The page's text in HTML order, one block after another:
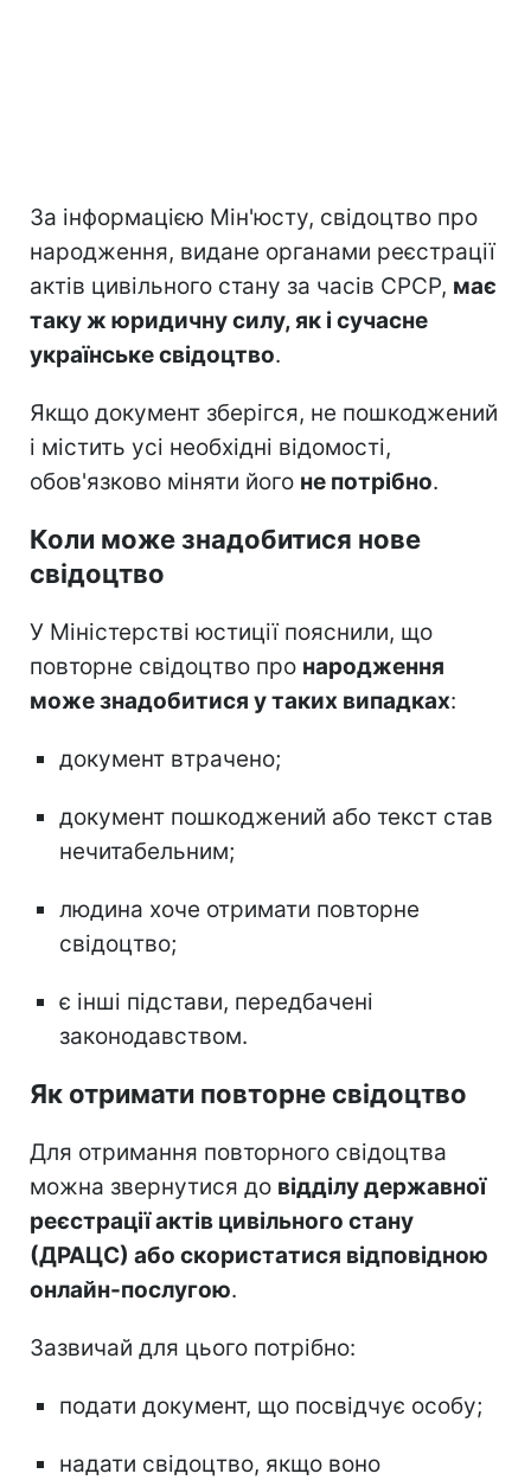
За інформацією Мін'юсту, свідоцтво про
народження, видане органами реєстрації
актів цивільного стану за часів СРСР, має
таку ж юридичну силу, як і сучасне
українське свідоцтво.
Якщо документ зберігся, не пошкоджений
і містить усі необхідні відомості,
обов'язково міняти його не потрібно.
Коли може знадобитися нове
свідоцтво
У Міністерстві юстиції пояснили, що
повторне свідоцтво про народження
може знадобитися у таких випадках:
документ втрачено;
документ пошкоджений або текст став
нечитабельним;
людина хоче отримати повторне
свідоцтво;
є інші підстави, передбачені
законодавством.
Як отримати повторне свідоцтво
Для отримання повторного свідоцтва
можна звернутися до відділу державної
реєстрації актів цивільного стану
(ДРАЦС) або скористатися відповідною
онлайн-послугою.
Зазвичай для цього потрібно:
подати документ, що посвідчує особу;
надати свідоцтво, якщо воно